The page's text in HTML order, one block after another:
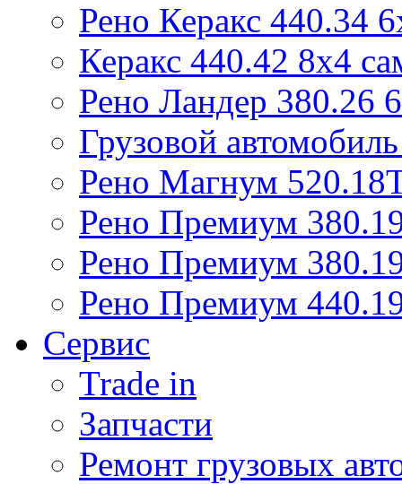
Рено Керакс 440.34
Керакс 440.42 8x4
Рено Ландер 380.26
Грузовой
Рено Магнум
Рено Премиум
Рено Премиум
Рено Премиум
Сервис
Trade in
Запчасти
Ремонт грузовых